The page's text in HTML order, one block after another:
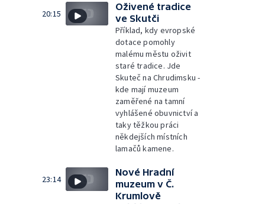
20:15
Oživené tradice
ve Skutči
Příklad, kdy evropské
dotace pomohly
malému městu oživit
staré tradice. Jde
Skuteč na Chrudimsku -
kde mají muzeum
zaměřené na tamní
vyhlášené obuvnictví a
taky těžkou práci
někdejších místních
lamačů kamene.
23:14
Nové Hradní
muzeum v Č.
Krumlově